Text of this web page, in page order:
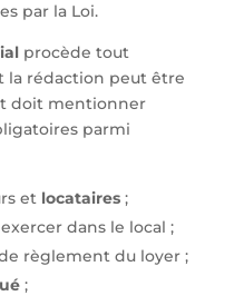
par la Loi.
procède tout
rédaction peut être
doit mentionner
parmi
et locataires;
dans le local ;
règlement du loyer ;
;